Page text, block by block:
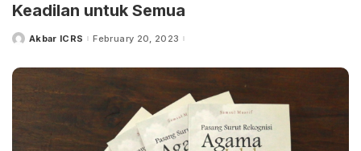
Keadilan untuk Semua
Akbar ICRS February 20, 2023